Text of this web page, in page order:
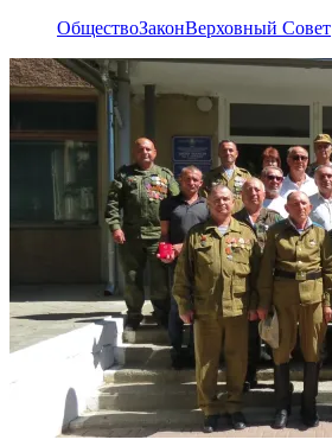
ОбществоЗаконВерховный Совет